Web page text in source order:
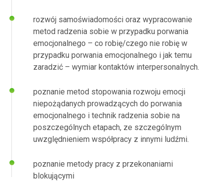
rozwój samoświadomości oraz wypracowanie
metod radzenia sobie w przypadku porwania
emocjonalnego – co robię/czego nie robię w
przypadku porwania emocjonalnego i jak temu
zaradzić – wymiar kontaktów interpersonalnych.
poznanie metod stopowania rozwoju emocji
niepożądanych prowadzących do porwania
emocjonalnego i technik radzenia sobie na
poszczególnych etapach, ze szczególnym
uwzględnieniem współpracy z innymi ludźmi.
poznanie metody pracy z przekonaniami
blokującymi